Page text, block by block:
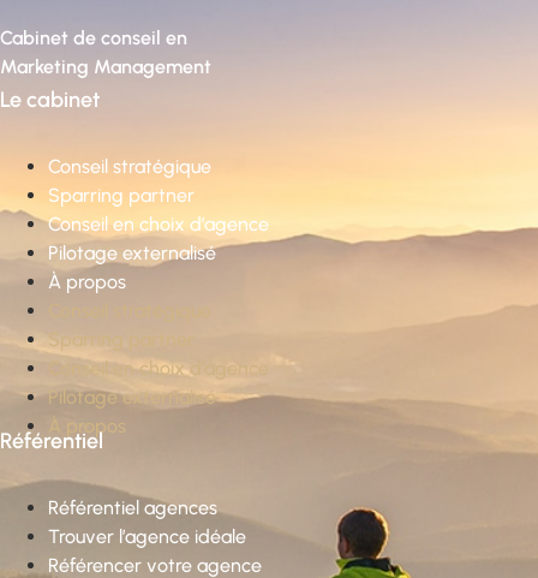
Cabinet de conseil en
Marketing Management
Le cabinet
Conseil stratégique
Sparring partner
Conseil en choix d’agence
Pilotage externalisé
À propos
Conseil stratégique
Sparring partner
Conseil en choix d’agence
Pilotage externalisé
À propos
Référentiel
Référentiel agences
Trouver l’agence idéale
Référencer votre agence